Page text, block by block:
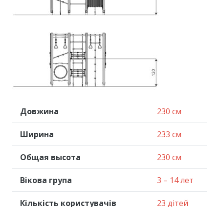
Довжина 230 см
Ширина 233 см
Общая высота 230 см
Вікова група 3 – 14 лет
Кількість користувачів 23 дітей